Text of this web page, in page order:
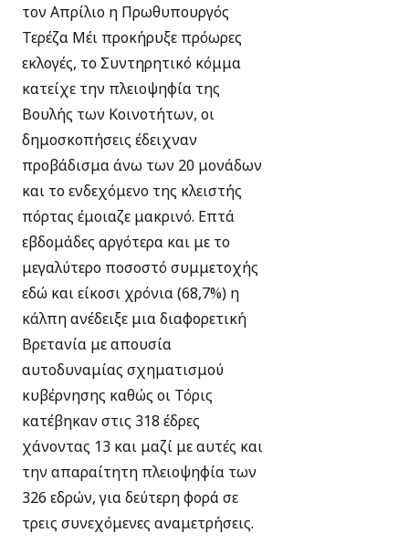
τον Απρίλιο η Πρωθυπουργός
Τερέζα Μέι προκήρυξε πρόωρες
εκλογές, το Συντηρητικό κόμμα
κατείχε την πλειοψηφία της
Βουλής των Κοινοτήτων, οι
δημοσκοπήσεις έδειχναν
προβάδισμα άνω των 20 μονάδων
και το ενδεχόμενο της κλειστής
πόρτας έμοιαζε μακρινό. Επτά
εβδομάδες αργότερα και με το
μεγαλύτερο ποσοστό συμμετοχής
εδώ και είκοσι χρόνια (68,7%) η
κάλπη ανέδειξε μια διαφορετική
Βρετανία με απουσία
αυτοδυναμίας σχηματισμού
κυβέρνησης καθώς οι Τόρις
κατέβηκαν στις 318 έδρες
χάνοντας 13 και μαζί με αυτές και
την απαραίτητη πλειοψηφία των
326 εδρών, για δεύτερη φορά σε
τρεις συνεχόμενες αναμετρήσεις.